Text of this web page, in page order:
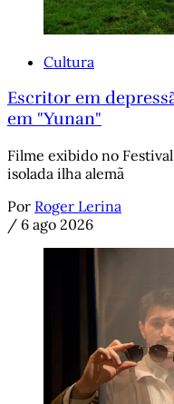
Cultura
Escritor em
em "Yunan"
Filme exibido no
isolada ilha alemã
Por Roger Lerina
/ 6 ago 2026